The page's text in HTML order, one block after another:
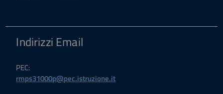
Indirizzi Email
PEC:
rmps31000p@pec.istruzione.it